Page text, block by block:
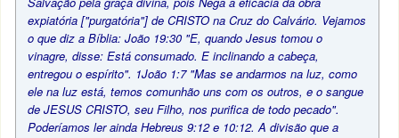
expiatória ["purgatória"] de CRISTO na Cruz do Calvário. Vejamos
o que diz a Bíblia: João 19:30 "E, quando Jesus tomou o
vinagre, disse: Está consumado. E inclinando a cabeça,
entregou o espírito". 1João 1:7 "Mas se andarmos na luz, como
ele na luz está, temos comunhão uns com os outros, e o sangue
de JESUS CRISTO, seu Filho, nos purifica de todo pecado".
Poderíamos ler ainda Hebreus 9:12 e 10:12. A divisão que a